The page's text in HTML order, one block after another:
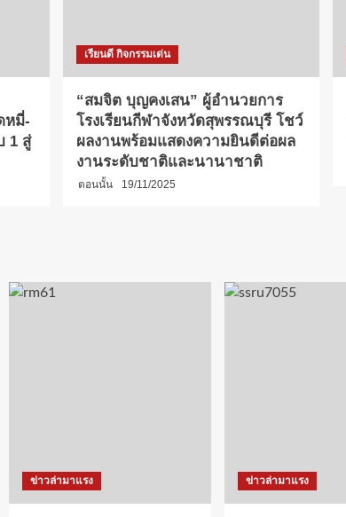
หมี่-
1 สู่
เรียนดี กิจกรรมเด่น
“สมจิต บุญคงเสน” ผู้อำนวยการ
โรงเรียนกีฬาจังหวัดสุพรรณบุรี โชว์
ผลงานพร้อมแสดงความยินดีต่อผล
งานระดับชาติและนานาชาติ
ตอนนั้น 19/11/2025
ข่าวล่ามาแรง ข่าวล่ามาแรง